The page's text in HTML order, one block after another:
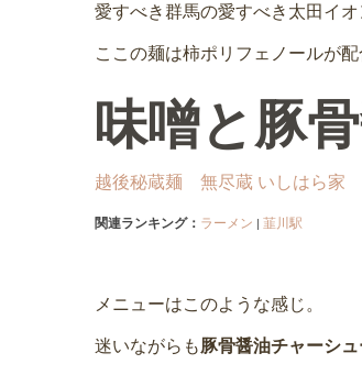
愛すべき群馬の愛すべき太田イ
ここの麺は柿ポリフェノールが
味噌と豚
越後秘蔵麺 無尽蔵 いしはら家
関連ランキング： ラーメン | 韮川駅
メニューはこのような感じ。
迷いながらも豚骨醤油チャーシ